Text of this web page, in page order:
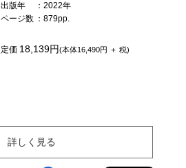
出版年
：2022年
ページ数 ：879pp.
定価 18,139円(本体16,490円 ＋ 税)
詳しく見る